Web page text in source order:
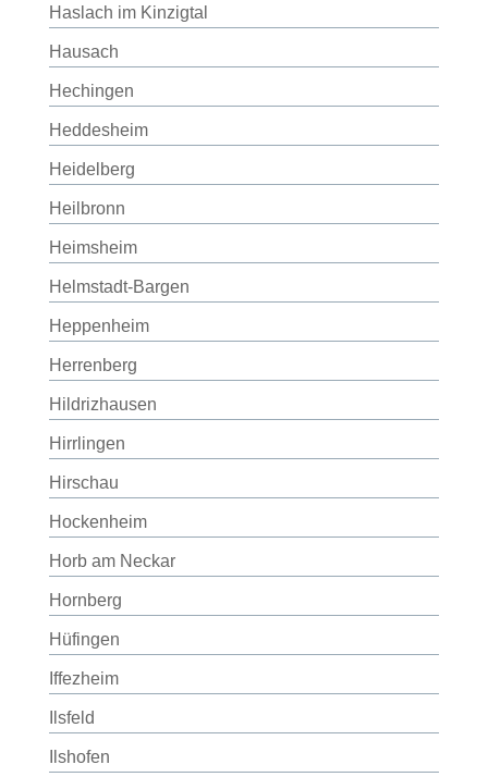
Haslach im Kinzigtal
Hausach
Hechingen
Heddesheim
Heidelberg
Heilbronn
Heimsheim
Helmstadt-Bargen
Heppenheim
Herrenberg
Hildrizhausen
Hirrlingen
Hirschau
Hockenheim
Horb am Neckar
Hornberg
Hüfingen
Iffezheim
Ilsfeld
Ilshofen